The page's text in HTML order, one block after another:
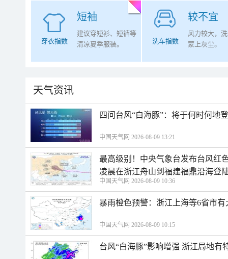
短袖
穿衣指数
建议穿短衫、短裤等
清凉夏季服装。
较不宜
洗车指数
风力较大，
蒙上灰尘。
天气资讯
四问台风“白海豚”：将于何时何地
中国天气网 2026-08-09 13:21
最高级别！中央气象台发布台风红
凌晨在浙江舟山到福建福鼎沿海登
中国天气网 2026-08-09 10:36
暴雨橙色预警：浙江上海等6省市
中国天气网 2026-08-09 10:15
台风“白海豚”影响增强 浙江局地有